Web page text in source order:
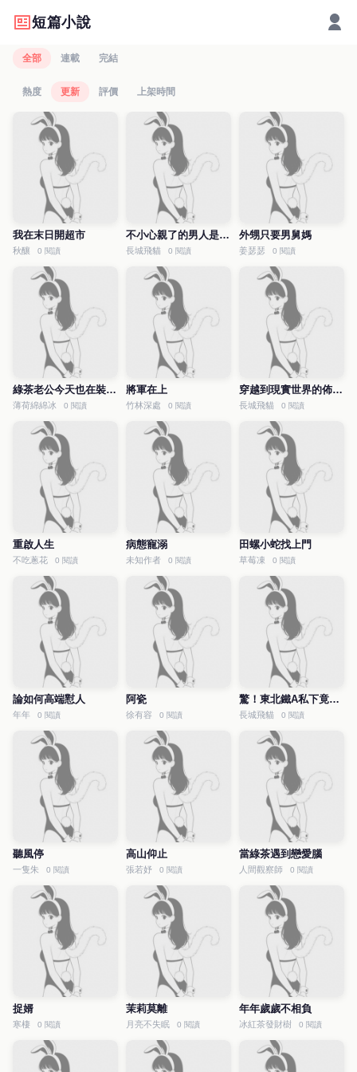
短篇小說
全部 連載 完結
熱度 更新 評價 上架時間
我在末日開超市
秋釀 0 閱讀
不小心親了的男人是我室友
長城飛貓 0 閱讀
外甥只要男舅媽
姜瑟瑟 0 閱讀
綠茶老公今天也在裝小白花
薄荷綿綿冰 0 閱讀
將軍在上
竹林深處 0 閱讀
穿越到現實世界的佈偶貓Omega
長城飛貓 0 閱讀
重啟人生
不吃蔥花 0 閱讀
病態寵溺
未知作者 0 閱讀
田螺小蛇找上門
草莓凍 0 閱讀
論如何高端懟人
年年 0 閱讀
阿瓷
徐有容 0 閱讀
驚！東北鐵A私下竟是純情小狗
長城飛貓 0 閱讀
聽風停
一隻朱 0 閱讀
高山仰止
張若妤 0 閱讀
當綠茶遇到戀愛腦
人間觀察師 0 閱讀
捉婿
寒棲 0 閱讀
茉莉莫離
月亮不失眠 0 閱讀
年年歲歲不相負
冰紅茶發財樹 0 閱讀